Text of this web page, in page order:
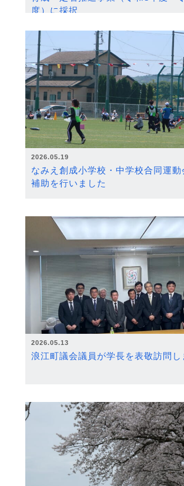
度）に採択
2026.05.19
なみえ創成小学校・中学校合同運動
補助を行いました
2026.05.13
浪江町議会議員が学長を表敬訪問し